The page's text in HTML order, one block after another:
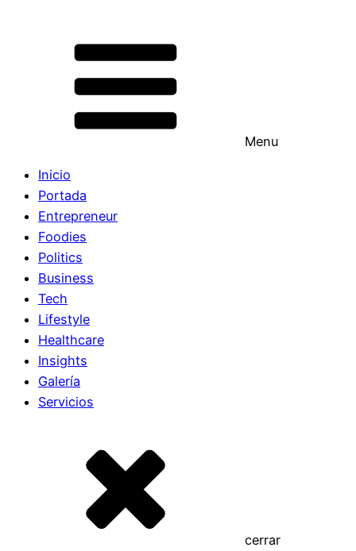
Menu
Inicio
Portada
Entrepreneur
Foodies
Politics
Business
Tech
Lifestyle
Healthcare
Insights
Galería
Servicios
cerrar